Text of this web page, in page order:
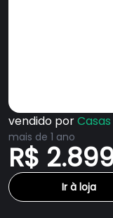
vendido por
mais de 1 ano
R$
Ir à loja